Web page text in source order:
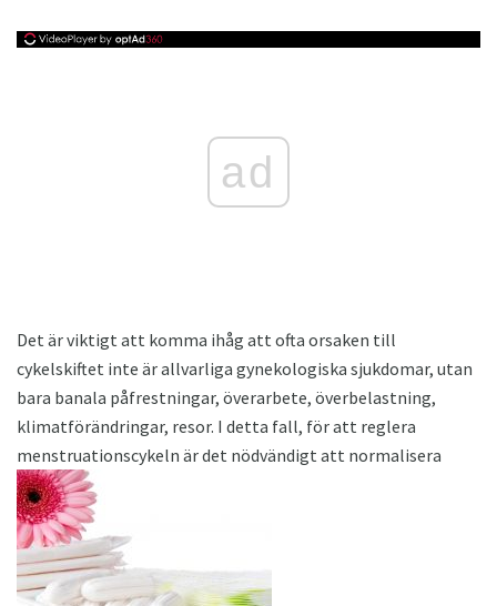
ad
Det är viktigt att komma ihåg att ofta orsaken till
cykelskiftet inte är allvarliga gynekologiska sjukdomar, utan
bara banala påfrestningar, överarbete, överbelastning,
klimatförändringar, resor. I detta fall, för att reglera
menstruationscykeln är det nödvändigt att normalisera